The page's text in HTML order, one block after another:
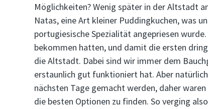
Möglichkeiten? Wenig später in der Altstadt
Natas, eine Art kleiner Puddingkuchen, was
portugiesische Spezialität angepriesen
bekommen hatten, und damit die ersten
die Altstadt. Dabei sind wir immer dem
erstaunlich gut funktioniert hat. Aber
nächsten Tage gemacht werden, daher
die besten Optionen zu finden. So verging